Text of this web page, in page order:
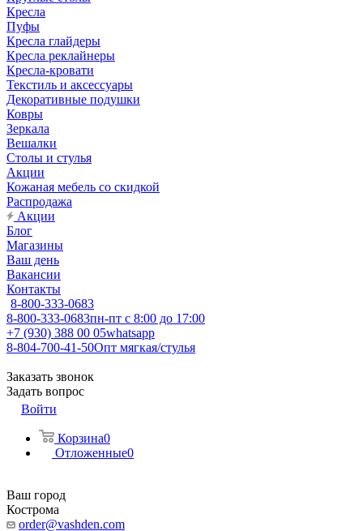
Кресла
Пуфы
Кресла глайдеры
Кресла реклайнеры
Кресла-кровати
Текстиль и аксессуары
Декоративные подушки
Ковры
Зеркала
Вешалки
Столы и стулья
Акции
Кожаная мебель со скидкой
Распродажа
Акции
Блог
Магазины
Ваш день
Вакансии
Контакты
8-800-333-0683
8-800-333-0683пн-пт с 8:00 до 17:00
+7 (930) 388 00 05whatsapp
8-804-700-41-50Опт мягкая/стулья
Заказать звонок
Задать вопрос
Войти
Корзина0
Отложенные0
Ваш город
Кострома
order@vashden.com